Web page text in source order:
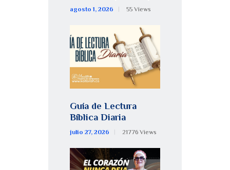
agosto 1, 2026 55 Views
Guía de Lectura
Bíblica Diaria
julio 27, 2026 21776 Views